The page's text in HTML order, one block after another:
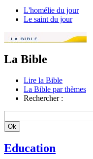
L'homélie du jour
Le saint du jour
La Bible
Lire la Bible
La Bible par thèmes
Rechercher :
Education